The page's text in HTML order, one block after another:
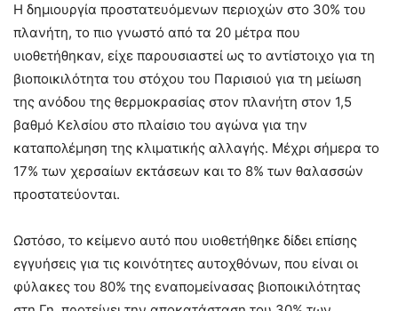
Η δημιουργία προστατευόμενων περιοχών στο 30% του
πλανήτη, το πιο γνωστό από τα 20 μέτρα που
υιοθετήθηκαν, είχε παρουσιαστεί ως το αντίστοιχο για τη
βιοποικιλότητα του στόχου του Παρισιού για τη μείωση
της ανόδου της θερμοκρασίας στον πλανήτη στον 1,5
βαθμό Κελσίου στο πλαίσιο του αγώνα για την
καταπολέμηση της κλιματικής αλλαγής. Μέχρι σήμερα το
17% των χερσαίων εκτάσεων και το 8% των θαλασσών
προστατεύονται.
Ωστόσο, το κείμενο αυτό που υιοθετήθηκε δίδει επίσης
εγγυήσεις για τις κοινότητες αυτοχθόνων, που είναι οι
φύλακες του 80% της εναπομείνασας βιοποικιλότητας